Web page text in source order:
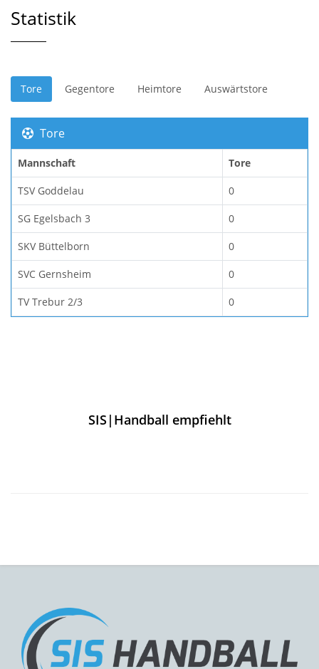
Statistik
Tore Gegentore Heimtore Auswärtstore
Tore
Mannschaft Tore
TSV Goddelau 0
SG Egelsbach 3 0
SKV Büttelborn 0
SVC Gernsheim 0
TV Trebur 2/3 0
SIS|Handball empfiehlt